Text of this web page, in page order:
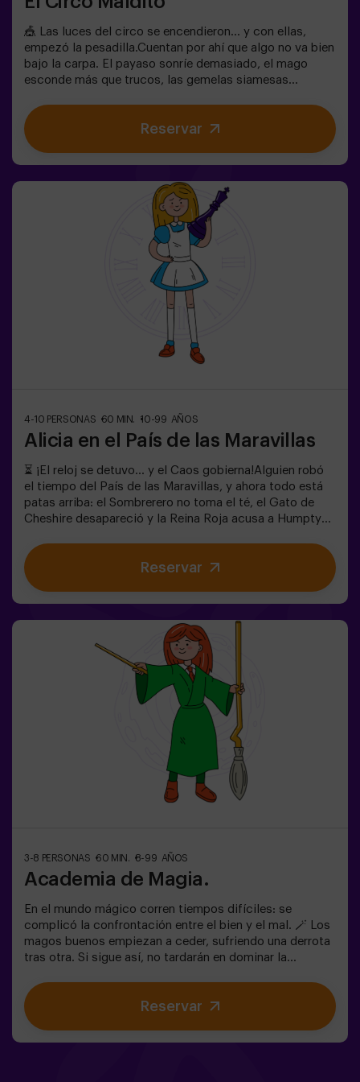
🎪 Las luces del circo se encendieron… y con ellas,
empezó la pesadilla.Cuentan por ahí que algo no va bien
bajo la carpa. El payaso sonríe demasiado, el mago
esconde más que trucos, las gemelas siamesas
muy raro. ¿Qué se esconde bajo la carpa de este circo y
qué es lo que quiere su cruel director?No todos los
circos hacen reír. En este, los aplausos pueden ser lo
Ingenio, reflejos y nervios de acero serán vuestra única
salida. Un escape room tan divertido como
escalofriante...¿Eres lo suficientemente valiente para
entrar? 🎟️✅ Ideal para planes con amigos | parejas |
adolescentes❗Los jugadores menores de 15 años
deberán entrar acompañados de al menos un adulto.
🧑‍🚀 Existe la opción de que les acompañe uno de
nuestros monitores en la aventura, consúltanos las
Reservar
4-10 PERSONAS 60 MIN. 10-99 AÑOS
Alicia en el País de las Maravillas
⏳ ¡El reloj se detuvo… y el Caos gobierna!Alguien robó
el tiempo del País de las Maravillas, y ahora todo está
patas arriba: el Sombrerero no toma el té, el Gato de
Cheshire desapareció y la Reina Roja acusa a Humpty
tu ayuda para descubrirlo!En este escape room lleno de
magia y locura, tendrás que:✔ Resolver enigmas
absurdos (como los que le gustan al Sombrerero).✔
antes de que el País de las Maravillas desaparezca para
siempre. ¿Te atreves a entrar en este mundo donde la
lógica no existe… pero el reloj sí corre en tu contra?✅
Ideal para grupos grandes | planes con amigos |
despedida de soltera | team building❗ Niños menores de
15 años, deberán ir acompañados de un adulto. Existe la
opción de contratar a un monitor para acompañarlos en
la aventura, consúltanos las condiciones.
Reservar
3-8 PERSONAS 60 MIN. 8-99 AÑOS
Academia de Magia.
En el mundo mágico corren tiempos difíciles: se
complicó la confrontación entre el bien y el mal. 🪄 Los
magos buenos empiezan a ceder, sufriendo una derrota
tras otra. Si sigue así, no tardarán en dominar la
equilibrio es utilizar el poder de la piedra filosofal.
Primero hay que crearla pero... ¡nadie ha conseguido
hacerlo en toda la historia de la magia! Os espera la
Reservar